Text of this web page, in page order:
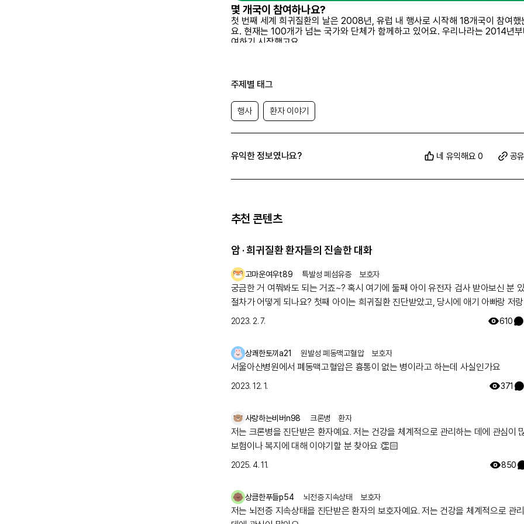
몇 개국이 참여하나요?
첫 번째 세계 희귀질환의 날은 2008년, 유럽 내 행사로 시작해 18개국이 참여했
요. 현재는 100개가 넘는 국가와 단체가 함께하고 있어요. 우리나라는 2014년
여하기 시작했고요.
Light up for Rare!
6,000여 종이 넘는 희귀질환을 알리는 데 초점을 두었다고 해요.
어떤 활동을 하나요?
SNS를 활용한 이벤트부터 의사, 연구원 등 전문가를 초청한 심포지엄, 관련 정책
자와 함께하는 토론회 등 희귀질환이 환자의 삶에 미치는 영향을 알리고, 연구의
저도 참여하고 싶어요
전 세계 희귀질환 환자 만나러 가기
인스타그램 게시글에 #RareDiseaseDay 또는 #LightUpforRare 해시태
추가하거나 세계 희귀질환의 날 공식 계정인 @rarediseaseday를 태그해
레어노트 팀은요
레어노트 팀은 한국희귀질환재단에서 주관하는 제5회 한국희귀질환포럼에 참여
‘희귀질환 치료제 개발과 신치료제 접근성’이라는 주제로 희귀질환 환자를 비롯해
주제별 태그
행사 환자 이야기
유익한 정보였나요? 네 유익해요 0 공
추천 콘텐츠
암 · 희귀질환 환자들의 진솔한 대화
고마운여우t89 특발성 폐섬유증 보호자
궁금한 거 여쭤봐도 되는 거죠~? 혹시 여기에 둘째 아이 유전자 검사 받아보신 분
절차가 어떻게 되나요? 첫째 아이는 희귀질환 진단받았고, 당시에 애기 아빠랑 저랑
자 검사했는데 돌연변이라고 하시더라구요.. 둘째 임신했는데 유전은 안 된다지만
2023. 2. 7. 610
상쾌한토끼a21 원발성 폐동맥고혈압 보호자
서울아산병원에서 폐동맥고혈압은 흉통이 없는 병이라고 하는데 사실인가요
2023. 12. 1. 371
사랑하는비버n98 크론병 환자
저는 크론병을 진단받은 환자예요. 저는 건강을 체계적으로 관리하는 데에 관심이
보험이나 복지에 대해 이야기할 분 찾아요 👏🏻
2025. 4. 11. 850
상큼한푸들p54 뇌전증 지속상태 보호자
저는 뇌전증 지속상태을 진단받은 환자의 보호자예요. 저는 건강을 체계적으로 관